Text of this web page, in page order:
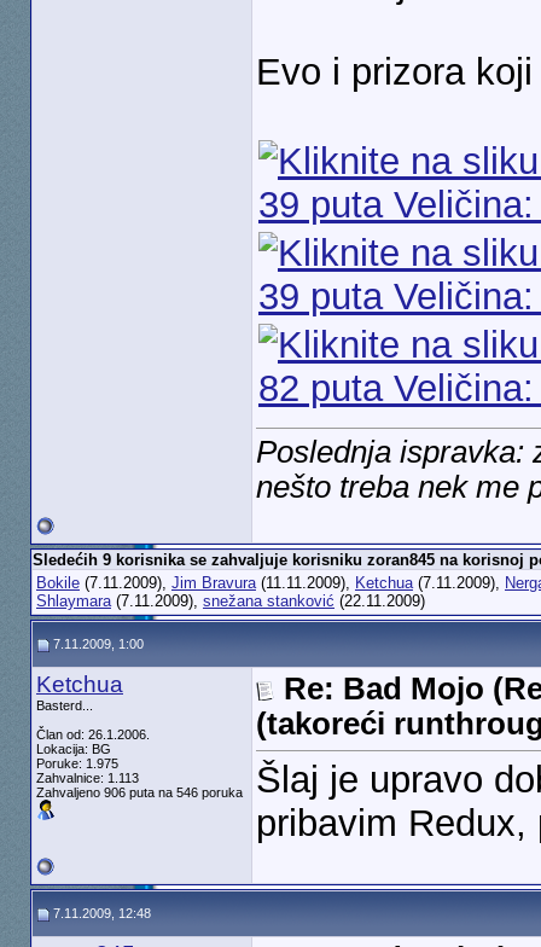
Evo i prizora
Poslednja ispravka:
nešto treba nek me
Sledećih 9 korisnika se zahvaljuje korisniku zoran845 na korisnoj
Bokile(7.11.2009), Jim Bravura(11.11.2009), Ketchua(7.11.2009),
Shlaymara(7.11.2009), snežana stanković (22.11.2009)
7.11.2009, 1:00
Ketchua
Basterd...
Član od: 26.1.2006.
Lokacija: BG
Poruke: 1.975
Zahvalnice: 1.113
Zahvaljeno 906 puta na 546 poruka
Re: Bad Mojo
(takoreći
Šlaj je upravo
pribavim
7.11.2009, 12:48